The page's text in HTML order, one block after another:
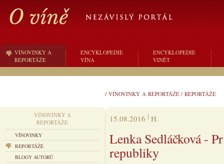
VÍNOVINKY A
REPORTÁŽE
ENCYKLOPEDIE
VÍNA
ENCYKLOPEDIE
VINĚT
/ VÍNOVINKY A REPORTÁŽE / REPORTÁŽE
VÍNOVINKY A
REPORTÁŽE
VÍNOVINKY
REPORTÁŽE
BLOGY AUTORŮ
15.08.2016 H.
Lenka Sedláčková -
republiky